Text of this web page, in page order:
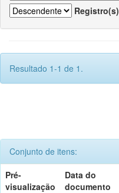
Registro(s)
Resultado 1-1 de 1.
Conjunto de itens:
Pré-
visualização
Data do
documento